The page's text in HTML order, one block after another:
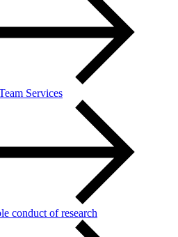
Services
conduct of research